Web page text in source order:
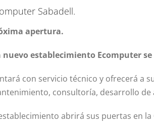
Sabadell.
apertura.
nuevo establecimiento Ecomputer
con servicio técnico y ofrecerá a
consultoría, desarrollo de
abrirá sus puertas en la